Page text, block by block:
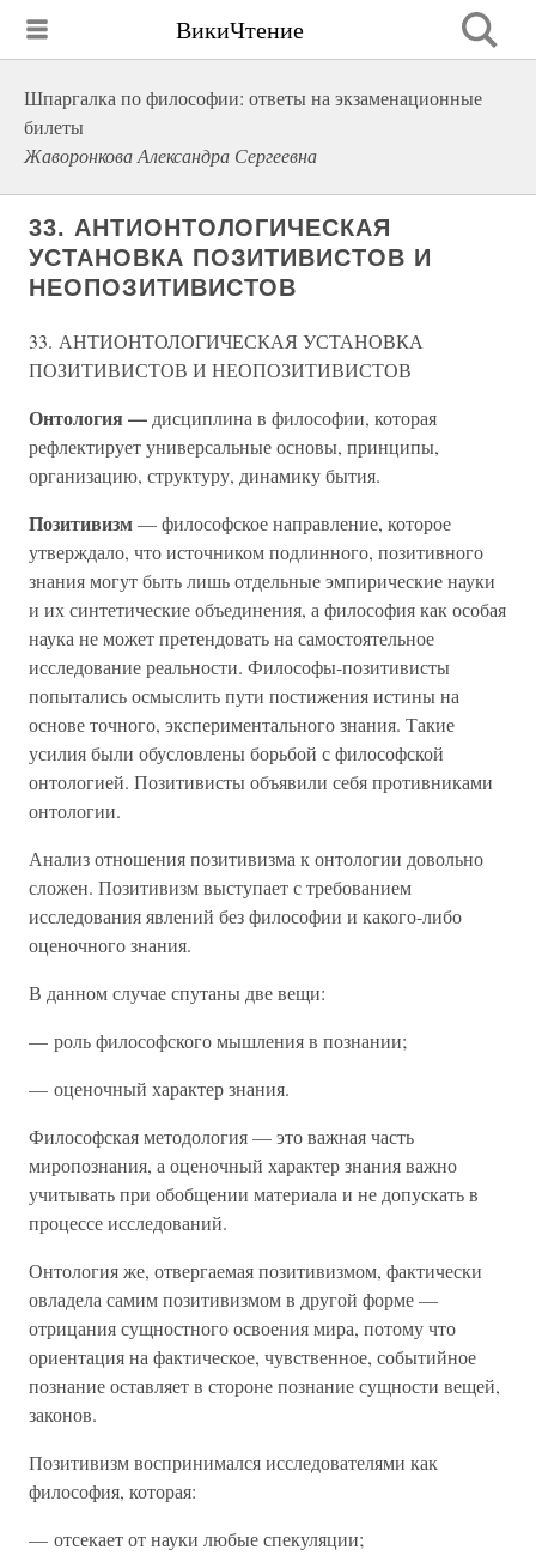
ВикиЧтение
Шпаргалка по философии: ответы на экзаменационные
билеты
Жаворонкова Александра Сергеевна
33. АНТИОНТОЛОГИЧЕСКАЯ
УСТАНОВКА ПОЗИТИВИСТОВ И
НЕОПОЗИТИВИСТОВ
33. АНТИОНТОЛОГИЧЕСКАЯ УСТАНОВКА
ПОЗИТИВИСТОВ И НЕОПОЗИТИВИСТОВ
Онтология — дисциплина в философии, которая
рефлектирует универсальные основы, принципы,
организацию, структуру, динамику бытия.
Позитивизм— философское направление, которое
утверждало, что источником подлинного, позитивного
знания могут быть лишь отдельные эмпирические науки
и их синтетические объединения, а философия как особая
наука не может претендовать на самостоятельное
исследование реальности. Философы-позитивисты
попытались осмыслить пути постижения истины на
основе точного, экспериментального знания. Такие
усилия были обусловлены борьбой с философской
онтологией. Позитивисты объявили себя противниками
онтологии.
Анализ отношения позитивизма к онтологии довольно
сложен. Позитивизм выступает с требованием
исследования явлений без философии и какого-либо
оценочного знания.
В данном случае спутаны две вещи:
— роль философского мышления в познании;
— оценочный характер знания.
Философская методология — это важная часть
миропознания, а оценочный характер знания важно
учитывать при обобщении материала и не допускать в
процессе исследований.
Онтология же, отвергаемая позитивизмом, фактически
овладела самим позитивизмом в другой форме —
отрицания сущностного освоения мира, потому что
ориентация на фактическое, чувственное, событийное
познание оставляет в стороне познание сущности вещей,
законов.
Позитивизм воспринимался исследователями как
философия, которая:
— отсекает от науки любые спекуляции;